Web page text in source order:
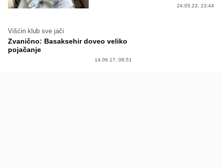
24.05.23. 23:44
Višćin klub sve jači
Zvanično: Basaksehir doveo veliko
pojačanje
14.06.17. 08:51